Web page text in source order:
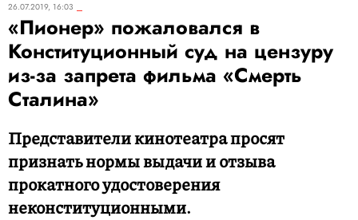
26.07.2019, 16:03
«Пионер» пожаловался в
Конституционный суд на цензуру
из-за запрета фильма «Смерть
Сталина»
Представители кинотеатра просят
признать нормы выдачи и отзыва
прокатного удостоверения
неконституционными.